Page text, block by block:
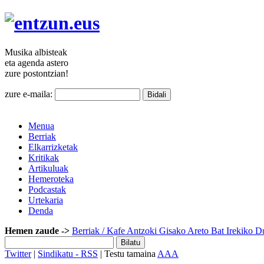
Musika albisteak
eta agenda astero
zure postontzian!
zure e-maila:
Menua
Berriak
Elkarrizketak
Kritikak
Artikuluak
Hemeroteka
Podcastak
Urtekaria
Denda
Hemen zaude -> Berriak / Kafe Antzoki Gisako Areto Bat Irekiko
Twitter| Sindikatu - RSS | Testu tamaina AAA